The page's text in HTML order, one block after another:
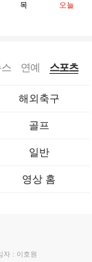
목 오늘
연예 스포츠
해외축구
골프
일반
영상 홈
자 : 이호원